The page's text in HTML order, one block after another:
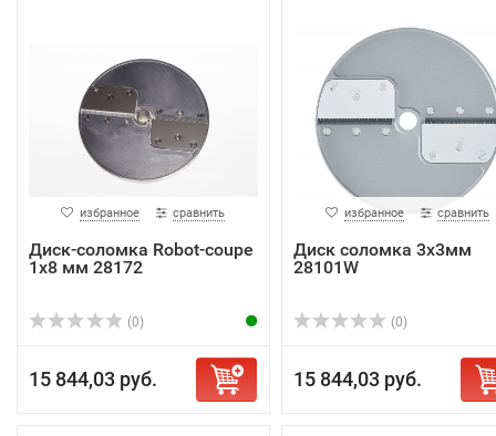
избранное сравнить
Диск-соломка Robot-coupe
1х8 мм 28172
(0)
15 844,03 руб.
избранное сравнить
Диск соломка 3х3мм
28101W
(0)
15 844,03 руб.